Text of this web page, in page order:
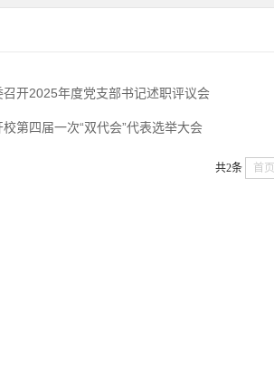
召开2025年度党支部书记述职评议会
校第四届一次“双代会”代表选举大会
共2条 首页